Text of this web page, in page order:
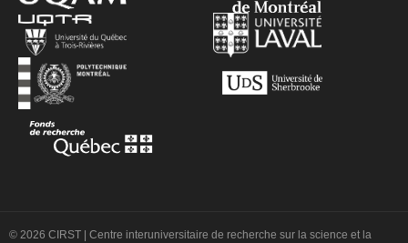
© 2026 CIRST | Centre interuniversitaire de recherche sur la science et la